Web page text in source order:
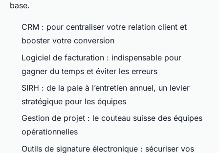
base.
CRM : pour centraliser votre relation client et
booster votre conversion
Logiciel de facturation : indispensable pour
gagner du temps et éviter les erreurs
SIRH : de la paie à l’entretien annuel, un levier
stratégique pour les équipes
Gestion de projet : le couteau suisse des équipes
opérationnelles
Outils de signature électronique : sécuriser vos